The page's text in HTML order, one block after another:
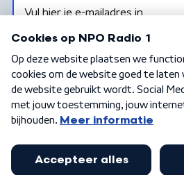
Algemene voorwaarden